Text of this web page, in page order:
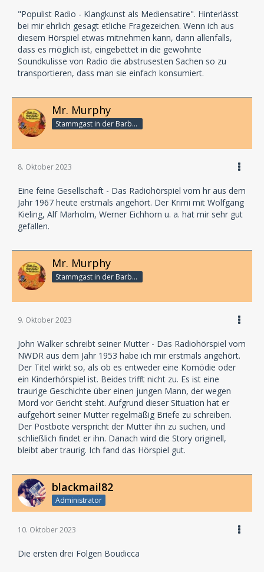
"Populist Radio - Klangkunst als Mediensatire". Hinterlässt
bei mir ehrlich gesagt etliche Fragezeichen. Wenn ich aus
diesem Hörspiel etwas mitnehmen kann, dann allenfalls,
dass es möglich ist, eingebettet in die gewohnte
Soundkulisse von Radio die abstrusesten Sachen so zu
transportieren, dass man sie einfach konsumiert.
Mr. Murphy
Stammgast in der Barbarabar
8. Oktober 2023
Eine feine Gesellschaft - Das Radiohörspiel vom hr aus dem
Jahr 1967 heute erstmals angehört. Der Krimi mit Wolfgang
Kieling, Alf Marholm, Werner Eichhorn u. a. hat mir sehr gut
gefallen.
Mr. Murphy
Stammgast in der Barbarabar
9. Oktober 2023
John Walker schreibt seiner Mutter - Das Radiohörspiel vom
NWDR aus dem Jahr 1953 habe ich mir erstmals angehört.
Der Titel wirkt so, als ob es entweder eine Komödie oder
ein Kinderhörspiel ist. Beides trifft nicht zu. Es ist eine
traurige Geschichte über einen jungen Mann, der wegen
Mord vor Gericht steht. Aufgrund dieser Situation hat er
aufgehört seiner Mutter regelmäßig Briefe zu schreiben.
Der Postbote verspricht der Mutter ihn zu suchen, und
schließlich findet er ihn. Danach wird die Story originell,
bleibt aber traurig. Ich fand das Hörspiel gut.
blackmail82
Administrator
10. Oktober 2023
Die ersten drei Folgen Boudicca